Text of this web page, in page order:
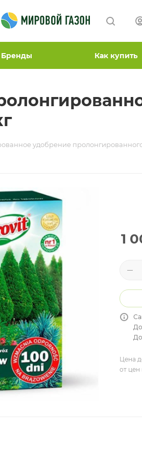
Бренды Как купить
удобрение
1
Цена
от цен